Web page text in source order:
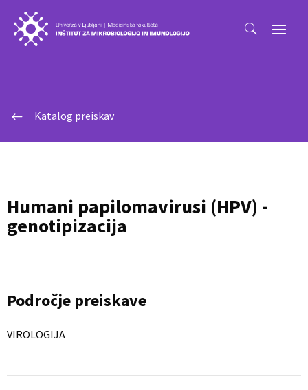
# Katalog preiskav
Humani papilomavirusi (HPV) -
genotipizacija
Področje preiskave
VIROLOGIJA